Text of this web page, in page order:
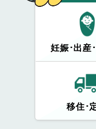
妊娠･出産
移住･